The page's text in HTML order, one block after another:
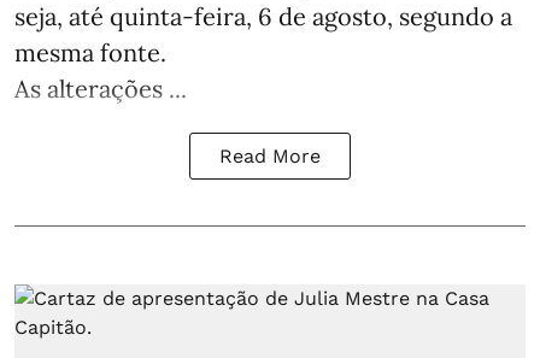
seja, até quinta-feira, 6 de agosto, segundo a
mesma fonte.
As alterações ...
Read More